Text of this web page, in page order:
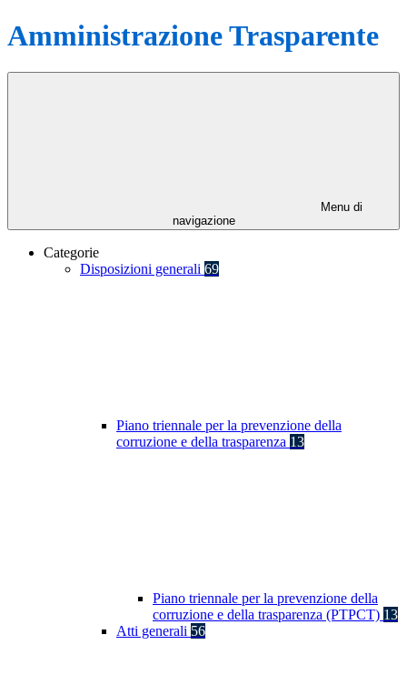
Amministrazione Trasparente
Menu di
navigazione
Categorie
Disposizioni generali 69
Piano triennale per la prevenzione della
corruzione e della trasparenza 13
Piano triennale per la prevenzione della
corruzione e della trasparenza (PTPCT) 13
Atti generali 56